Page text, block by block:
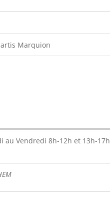
Marquion
au Vendredi 8h-12h et 13h-17h